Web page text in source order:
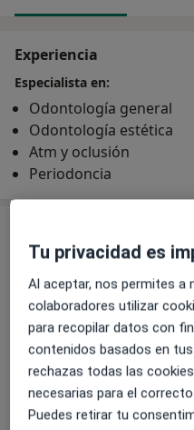
Experiencia
Especialista en:
Odontología general
Odontología estética
Atm y oclusión
Periodoncia
Primera visita Odontología
Detalles
Ortodoncia para adultos
Detalles
Tu privacidad es
Al aceptar, nos permites a
colaboradores utilizar
para recopilar datos con
contenidos basados en
rechazas todas las
necesarias para el
Puedes retirar tu